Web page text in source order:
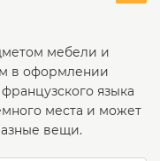
мебели и
в оформлении
языка
места и может
вещи.